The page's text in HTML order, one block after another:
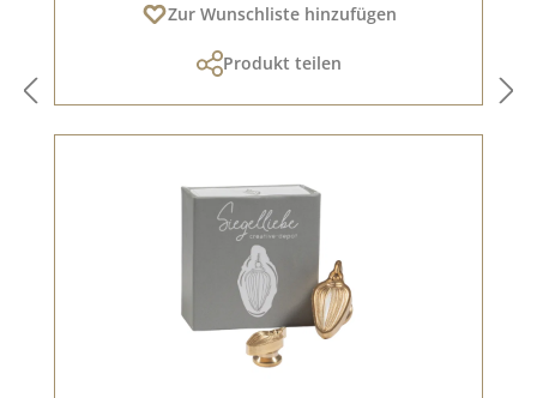
Zur Wunschliste hinzufügen
Produkt teilen